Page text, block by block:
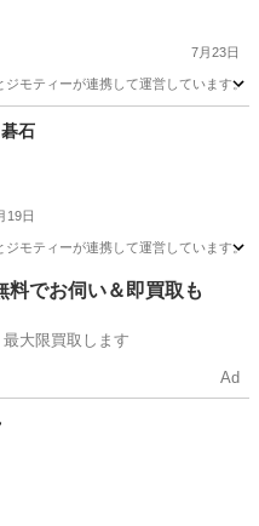
7月23日
ジモティーが連携して運営していま
ース
石
19日
ジモティーが連携して運営していま
料でお伺い＆即買取も
大限買取します
Ad